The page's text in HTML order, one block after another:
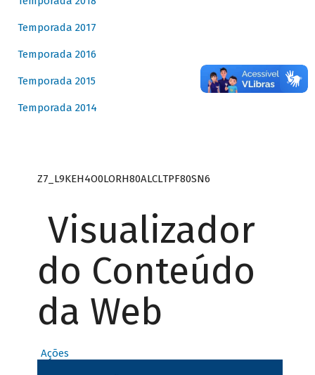
Temporada 2017
Temporada 2016
Temporada 2015
Temporada 2014
Z7_L9KEH4O0LORH80ALCLTPF80SN6
Visualizador
do Conteúdo
da Web
Ações